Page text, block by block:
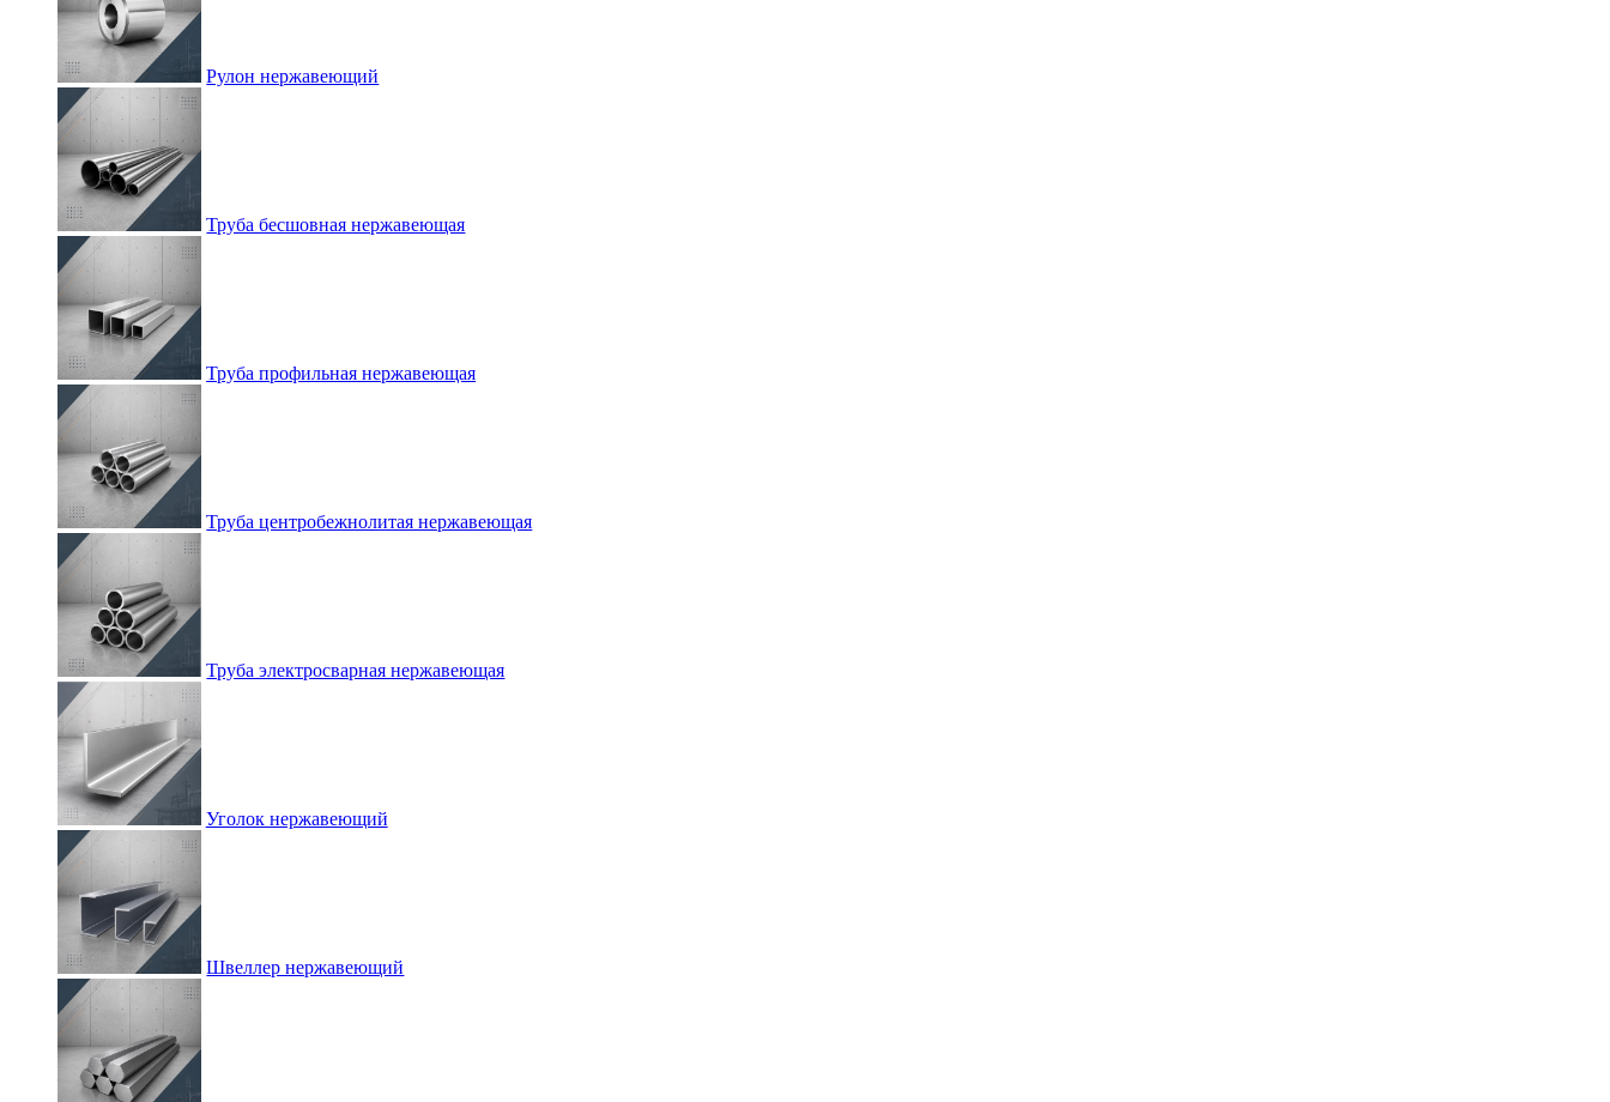
Рулон нержавеющий
Труба бесшовная нержавеющая
Труба профильная нержавеющая
Труба центробежнолитая нержавеющая
Труба электросварная нержавеющая
Уголок нержавеющий
Швеллер нержавеющий